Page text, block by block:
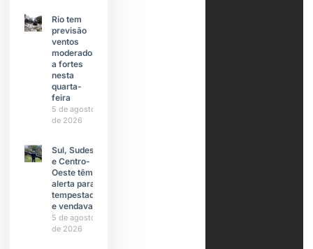
Rio tem
previsão
ventos
moderados
a fortes
nesta
quarta-
feira
5 de agosto
de 2026
Sul, Sudeste
e Centro-
Oeste têm
alerta para
tempestades
e vendavais
5 de agosto
de 2026